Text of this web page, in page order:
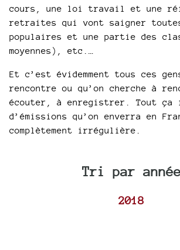
cours, une loi travail et une
retraites qui vont saigner
populaires et une partie des
moyennes), etc.…
Et c’est évidemment tous ces
rencontre ou qu’on cherche à
écouter, à enregistrer. Tout ça
d’émissions qu’on enverra en
complètement irrégulière.
Tri par année
2018